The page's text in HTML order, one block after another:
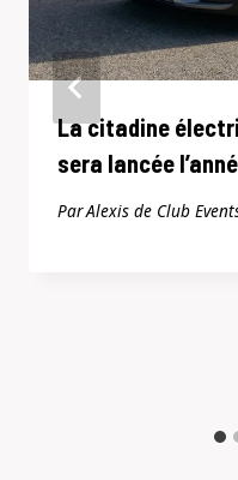
La citadine
sera lancée
ParAlexis de Club